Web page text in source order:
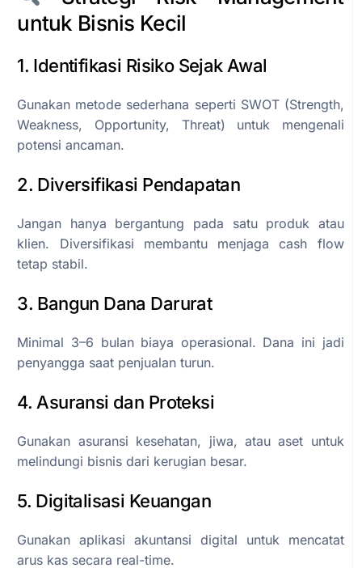
untuk Bisnis Kecil
1. Identifikasi Risiko Sejak Awal
Gunakan metode sederhana seperti SWOT (Strength,
Weakness, Opportunity, Threat) untuk mengenali
potensi ancaman.
2. Diversifikasi Pendapatan
Jangan hanya bergantung pada satu produk atau
klien. Diversifikasi membantu menjaga cash flow
tetap stabil.
3. Bangun Dana Darurat
Minimal 3–6 bulan biaya operasional. Dana ini jadi
penyangga saat penjualan turun.
4. Asuransi dan Proteksi
Gunakan asuransi kesehatan, jiwa, atau aset untuk
melindungi bisnis dari kerugian besar.
5. Digitalisasi Keuangan
Gunakan aplikasi akuntansi digital untuk mencatat
arus kas secara real-time.